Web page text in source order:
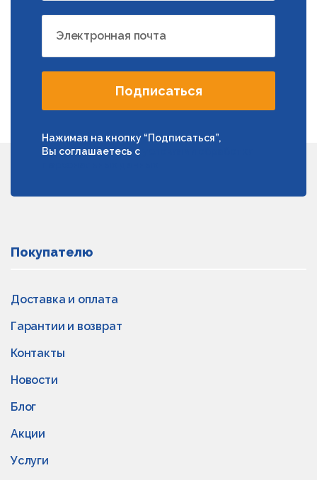
Электронная почта
Подписаться
Нажимая на кнопку “Подписаться”,
Вы соглашаетесь с
Покупателю
Доставка и оплата
Гарантии и возврат
Контакты
Новости
Блог
Акции
Услуги